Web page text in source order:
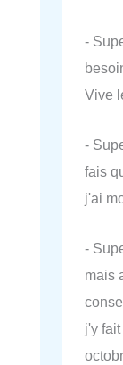
-
Vive
-
fais
j'ai
-
mais
j'y